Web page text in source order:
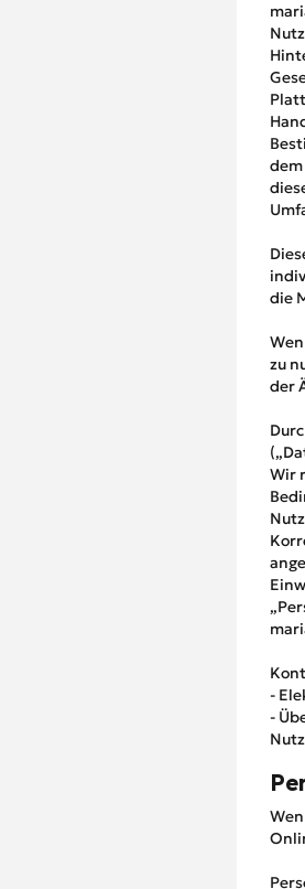
die
zu
der
Wir
-
-